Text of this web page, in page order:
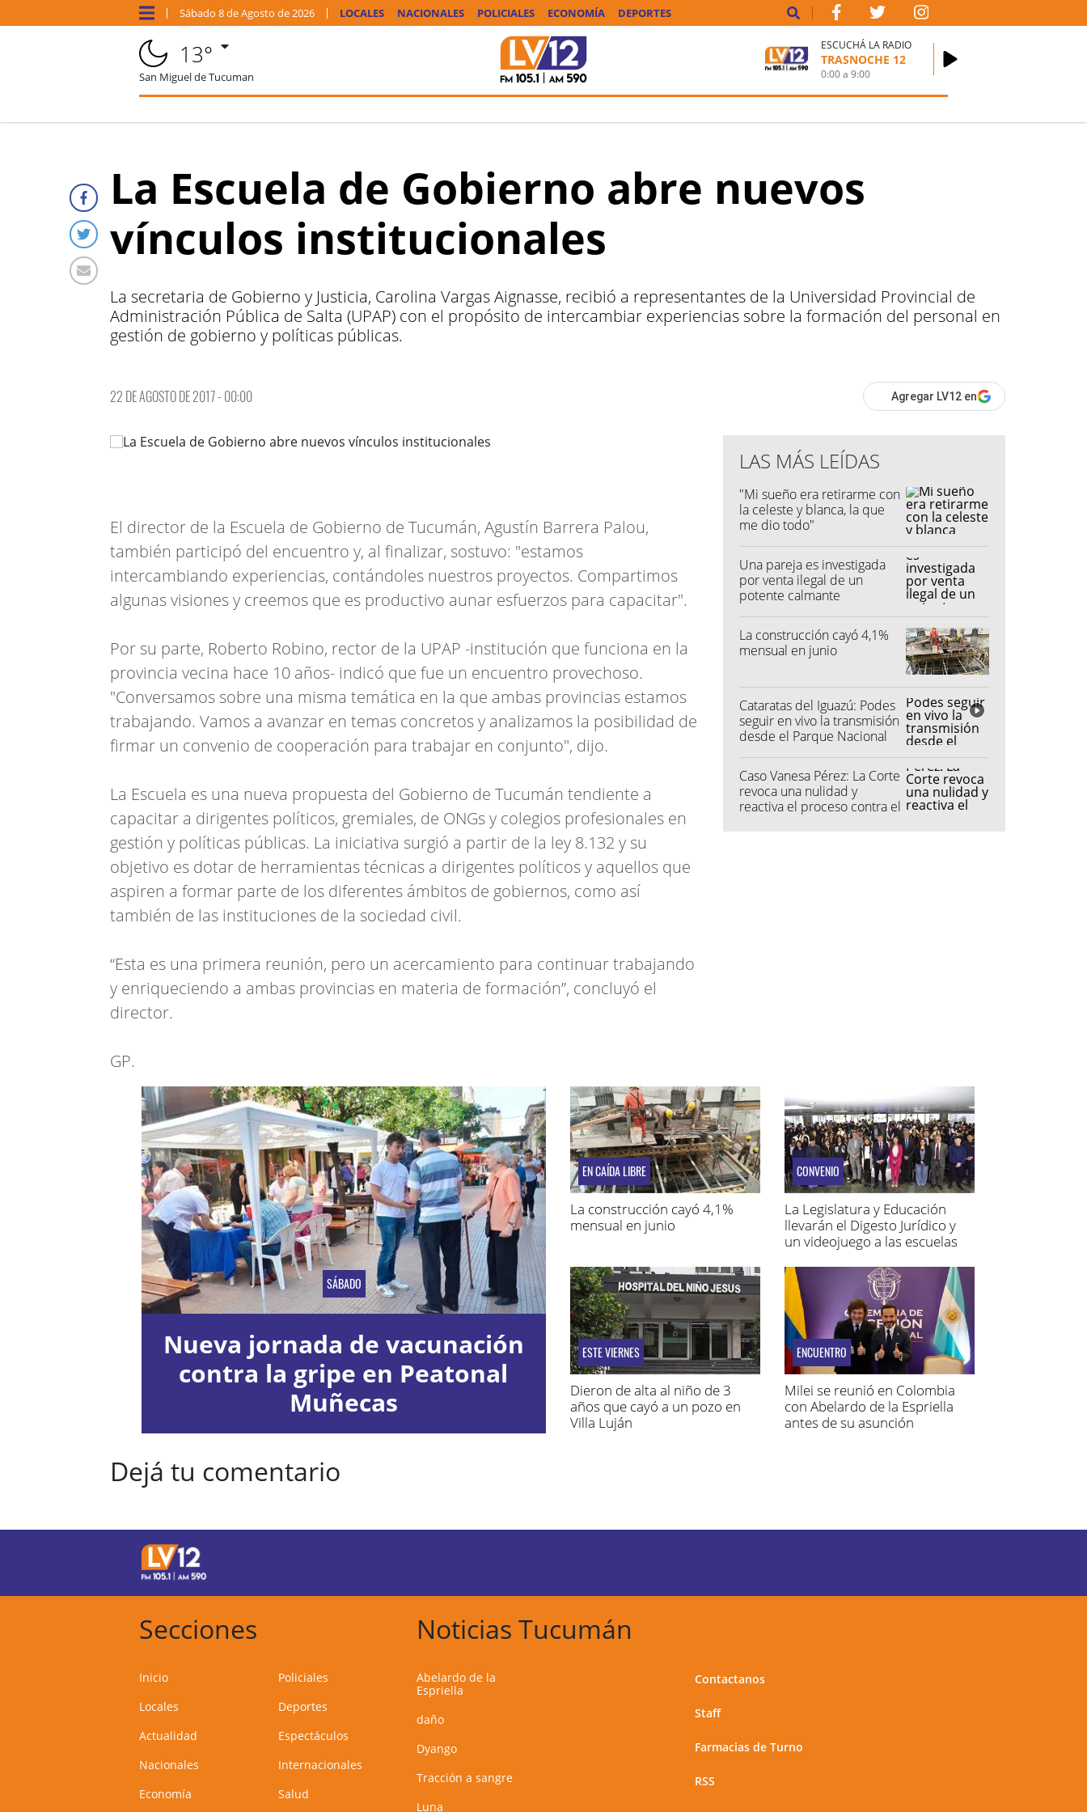
Sábado 8 deAgosto de 2026 LOCALES NACIONALES POLICIALES ECONOMÍA DEPORTES
13°
San Miguel de Tucuman
ESCUCHÁ LA RADIO
TRASNOCHE 12
0:00a9:00
La Escuela de Gobierno abre nuevos
vínculos institucionales
La secretaria de Gobierno y Justicia, Carolina Vargas Aignasse, recibió a representantes de la Universidad Provincial de
Administración Pública de Salta (UPAP) con el propósito de intercambiar experiencias sobre la formación del personal en
gestión de gobierno y políticas públicas.
22 DE AGOSTO DE 2017 - 00:00 Agregar LV12 en
El director de la Escuela de Gobierno de Tucumán, Agustín Barrera Palou,
también participó del encuentro y, al finalizar, sostuvo: "estamos
intercambiando experiencias, contándoles nuestros proyectos. Compartimos
algunas visiones y creemos que es productivo aunar esfuerzos para capacitar".
Por su parte, Roberto Robino, rector de la UPAP -institución que funciona en la
provincia vecina hace 10 años- indicó que fue un encuentro provechoso.
"Conversamos sobre una misma temática en la que ambas provincias estamos
trabajando. Vamos a avanzar en temas concretos y analizamos la posibilidad de
firmar un convenio de cooperación para trabajar en conjunto", dijo.
La Escuela es una nueva propuesta del Gobierno de Tucumán tendiente a
capacitar a dirigentes políticos, gremiales, de ONGs y colegios profesionales en
gestión y políticas públicas. La iniciativa surgió a partir de la ley 8.132 y su
objetivo es dotar de herramientas técnicas a dirigentes políticos y aquellos que
aspiren a formar parte de los diferentes ámbitos de gobiernos, como así
también de las instituciones de la sociedad civil.
“Esta es una primera reunión, pero un acercamiento para continuar trabajando
y enriqueciendo a ambas provincias en materia de formación”, concluyó el
director.
GP.
LAS MÁS LEÍDAS
"Mi sueño era retirarme con
la celeste y blanca, la que
me dio todo"
Una pareja es investigada
por venta ilegal de un
potente calmante
La construcción cayó 4,1%
mensual en junio
Cataratas del Iguazú: Podes
seguir en vivo la transmisión
desde el Parque Nacional
Caso Vanesa Pérez: La Corte
revoca una nulidad y
reactiva el proceso contra el
SÁBADO
Nueva jornada de vacunación
contra la gripe en Peatonal
Muñecas
EN CAÍDA LIBRE
La construcción cayó 4,1%
mensual en junio
CONVENIO
La Legislatura y Educación
llevarán el Digesto Jurídico y
un videojuego a las escuelas
ESTE VIERNES
Dieron de alta al niño de 3
años que cayó a un pozo en
Villa Luján
ENCUENTRO
Milei se reunió en Colombia
con Abelardo de la Espriella
antes de su asunción
Dejá tu comentario
Secciones
Inicio
Locales
Actualidad
Nacionales
Economía
Policiales
Deportes
Espectáculos
Internacionales
Salud
Noticias Tucumán
Abelardo de la
Espriella
daño
Dyango
Tracción a sangre
Luna
Contactanos
Staff
Farmacias de Turno
RSS